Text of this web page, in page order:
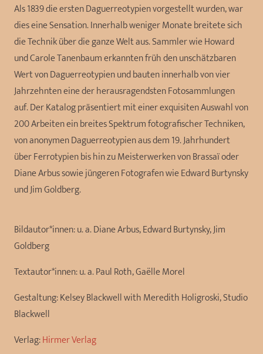
Als 1839 die ersten Daguerreotypien vorgestellt wurden, war
dies eine Sensation. Innerhalb weniger Monate breitete sich
die Technik über die ganze Welt aus. Sammler wie Howard
und Carole Tanenbaum erkannten früh den unschätzbaren
Wert von Daguerreotypien und bauten innerhalb von vier
Jahrzehnten eine der herausragendsten Fotosammlungen
auf. Der Katalog präsentiert mit einer exquisiten Auswahl von
200 Arbeiten ein breites Spektrum fotografischer Techniken,
von anonymen Daguerreotypien aus dem 19. Jahrhundert
über Ferrotypien bis hin zu Meisterwerken von Brassaï oder
Diane Arbus sowie jüngeren Fotografen wie Edward Burtynsky
und Jim Goldberg.
Bildautor*innen:u. a. Diane Arbus, Edward Burtynsky, Jim
Goldberg
Textautor*innen:u. a. Paul Roth, Gaëlle Morel
Gestaltung:Kelsey Blackwell with Meredith Holigroski, Studio
Blackwell
Verlag:Hirmer Verlag